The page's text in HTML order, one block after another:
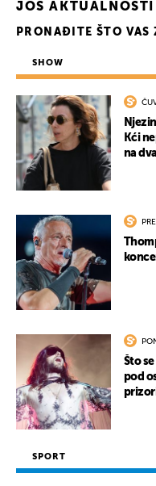
JOŠ AKTUALNOSTI
PRONAĐITE ŠTO VAS
SHOW
Kći
na
Što
pod
SPORT